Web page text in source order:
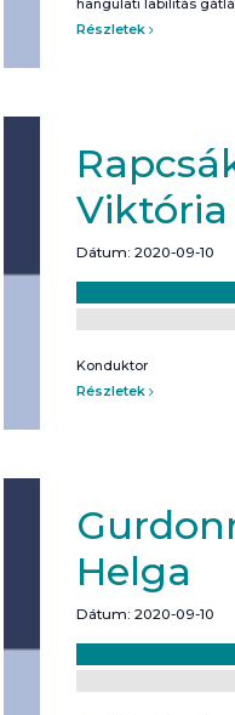
hangulati labilitás
Részletek
Viktória
Dátum: 2020-09-10
Konduktor
Részletek
Helga
Dátum: 2020-09-10